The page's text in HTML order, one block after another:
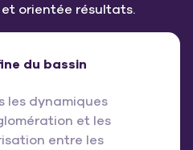
orientée résultats.
du bassin
les dynamiques
et les
entre les